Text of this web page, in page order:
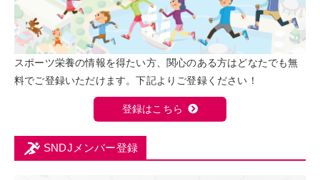
スポーツ栄養の情報を得たい方、関心のある方はどなたでも無
料でご登録いただけます。下記よりご登録ください！
登録はこちら
SNDJメンバー登録